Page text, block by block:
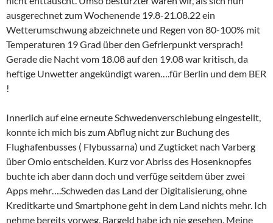
ausgerechnet zum Wochenende 19.8-21.08.22 ein
Wetterumschwung abzeichnete und Regen von 80-100% mit
Temperaturen 19 Grad über den Gefrierpunkt versprach!
Gerade die Nacht vom 18.08 auf den 19.08 war kritisch, da
heftige Unwetter angekündigt waren….für Berlin und dem BER
!
Innerlich auf eine erneute Schwedenverschiebung eingestellt,
konnte ich mich bis zum Abflug nicht zur Buchung des
Flughafenbusses ( Flybussarna) und Zugticket nach Varberg
über Omio entscheiden. Kurz vor Abriss des Hosenknopfes
buchte ich aber dann doch und verfüge seitdem über zwei
Apps mehr….Schweden das Land der Digitalisierung, ohne
Kreditkarte und Smartphone geht in dem Land nichts mehr. Ich
nehme bereits vorweg, Bargeld habe ich nie gesehen. Meine